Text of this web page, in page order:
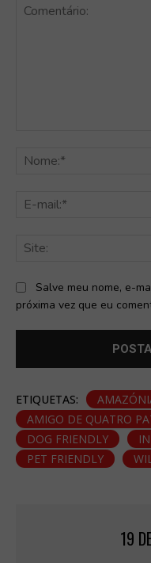
Salve meu nome, e-
próxima vez que eu
ETIQUETAS:
AMIGO DE QUATRO
DOG FRIENDLY
PET FRIENDLY
19